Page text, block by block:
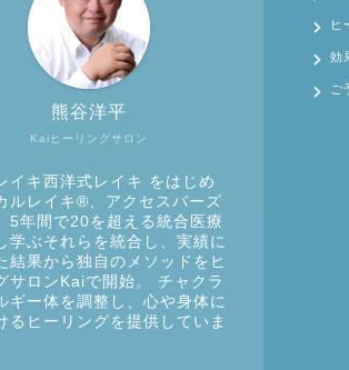
Kaiヒーリングサロン
熊谷洋平
イキ西洋式レイキ をはじめ
ルレイキ®︎、アクセスバーズ
5年間で20を超える統合医療
学ぶそれらを統合し、実績に
結果から独自のメソッドをヒ
サロンKaiで開始。 チャクラ
ギー体を調整し、心や身体に
るヒーリングを提供していま
ヒ
効
ご